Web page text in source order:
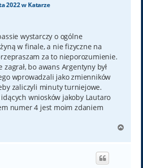
2022 w Katarze
wystarczy o ogólne
w finale, a nie fizyczne na
za to nieporozumienie.
bo awans Argentyny był
wprowadzali jako zmienników
zaliczyli minuty turniejowe.
wniosków jakoby Lautaro
numer 4 jest moim zdaniem
g